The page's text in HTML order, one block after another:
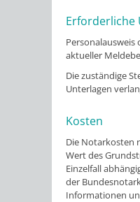
Erforderliche
Personalausweis
aktueller
Die zuständige
Unterlagen
Kosten
Die Notarkosten
Wert des
Einzelfall
der
Informationen